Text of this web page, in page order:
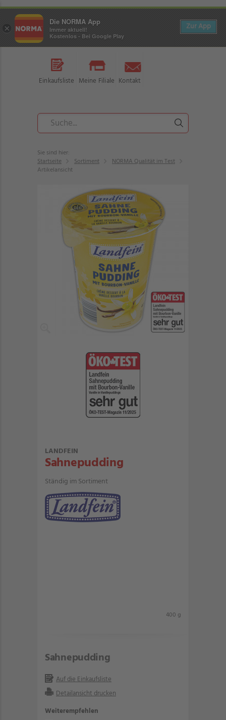
Einkaufsliste Meine Filiale Kontakt
Sie sind hier:
Startseite
Sortiment
NORMA Qualität im Test
Artikelansicht
LANDFEIN
Sahnepudding
Ständig im Sortiment
400 g
Sahnepudding
Auf die Einkaufsliste
Detailansicht drucken
Weiterempfehlen
×
Die NORMA App
Immer aktuell!
Kostenlos - Bei Google Play
Zur App